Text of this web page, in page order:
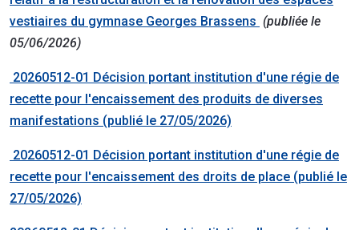
vestiaires du gymnase Georges Brassens (publiée le
05/06/2026)
20260512-01 Décision portant institution d'une régie de
recette pour l'encaissement des produits de diverses
manifestations (publié le 27/05/2026)
20260512-01 Décision portant institution d'une régie de
recette pour l'encaissement des droits de place (publié le
27/05/2026)